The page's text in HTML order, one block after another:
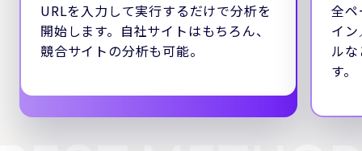
URLを入力して実行するだけで分析を
開始します。自社サイトはもちろん、
競合サイトの分析も可能。
全
イ
ル
す。